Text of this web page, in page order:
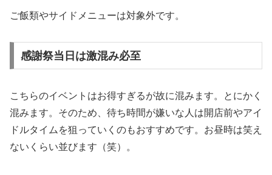
ご飯類やサイドメニューは対象外です。
感謝祭当日は激混み必至
こちらのイベントはお得すぎるが故に混みます。とにかく
混みます。そのため、待ち時間が嫌いな人は開店前やアイ
ドルタイムを狙っていくのもおすすめです。お昼時は笑え
ないくらい並びます（笑）。